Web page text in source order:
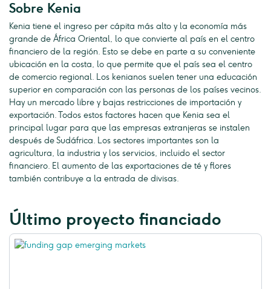
Sobre Kenia
Kenia tiene el ingreso per cápita más alto y la economía más
grande de África Oriental, lo que convierte al país en el centro
financiero de la región. Esto se debe en parte a su conveniente
ubicación en la costa, lo que permite que el país sea el centro
de comercio regional. Los kenianos suelen tener una educación
superior en comparación con las personas de los países vecinos.
Hay un mercado libre y bajas restricciones de importación y
exportación. Todos estos factores hacen que Kenia sea el
principal lugar para que las empresas extranjeras se instalen
después de Sudáfrica. Los sectores importantes son la
agricultura, la industria y los servicios, incluido el sector
financiero. El aumento de las exportaciones de té y flores
también contribuye a la entrada de divisas.
Último proyecto financiado